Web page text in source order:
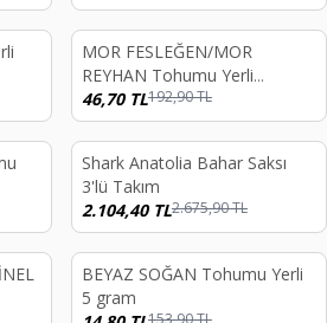
%76
MOR FESLEĞEN/MOR
REYHAN Tohumu Yerli
Ocimum basilicum 100 adet
46,70TL192,90TL
%21
Shark Anatolia Bahar Saksı
3'lü Takım
2.104,40TL2.675,90TL
%90
BEYAZ SOĞAN Tohumu Yerli
5 gram
153,90TL